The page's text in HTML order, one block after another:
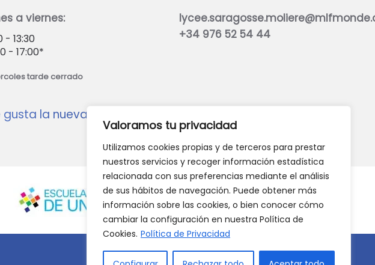
Valoramos tu privacidad
Utilizamos cookies propias y de terceros para prestar
nuestros servicios y recoger información estadística
relacionada con sus preferencias mediante el análisis
de sus hábitos de navegación. Puede obtener más
información sobre las cookies, o bien conocer cómo
cambiar la configuración en nuestra Política de
Cookies. Política de Privacidad
+34 976 52 54 44
a viernes:
- 13:30
- 17:00*
tarde cerrado
gusta la nueva web?